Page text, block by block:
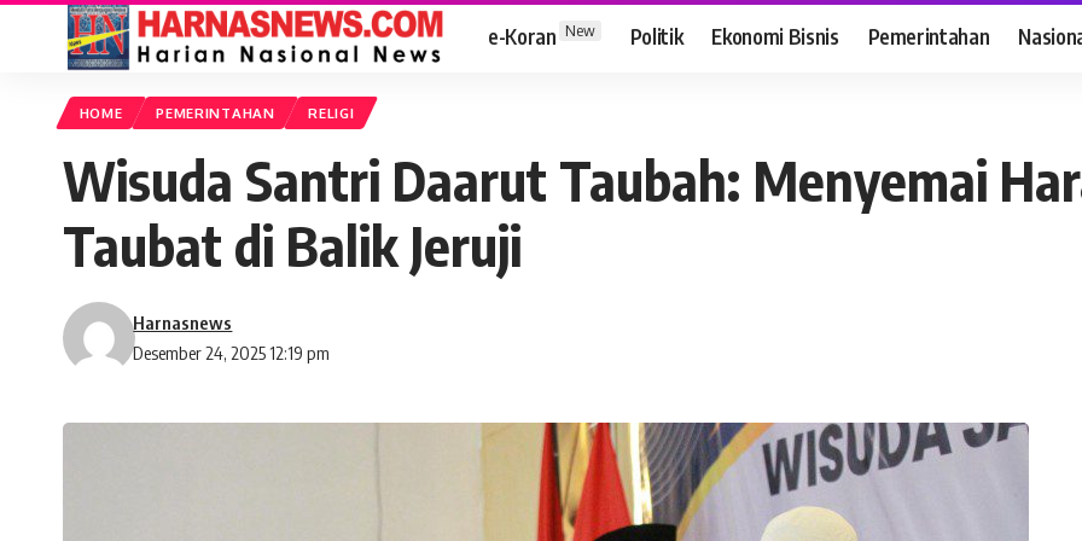
e-Koran New Politik Ekonomi Bisnis Pemerintahan
HOME PEMERINTAHAN RELIGI
Wisuda Santri Daarut Taubah: Menyemai
Taubat di Balik Jeruji
Desember 24, 2025 12:19 pm
Harnasnews